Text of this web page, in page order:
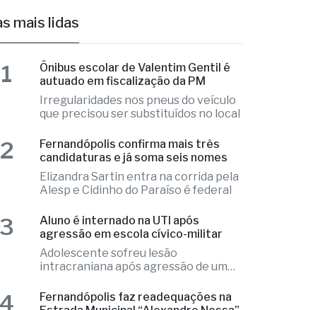
as mais lidas
Ônibus escolar de Valentim Gentil é
autuado em fiscalização da PM
Irregularidades nos pneus do veículo
que precisou ser substituídos no local
1
Fernandópolis confirma mais três
candidaturas e já soma seis nomes
Alesp e Cidinho do Paraíso é federal
2
Aluno é internado na UTI após
agressão em escola cívico-militar
intracraniana após agressão de um
colega
3
Fernandópolis faz readequações na
Estrada Municipal “Alexandre Nossa”
4